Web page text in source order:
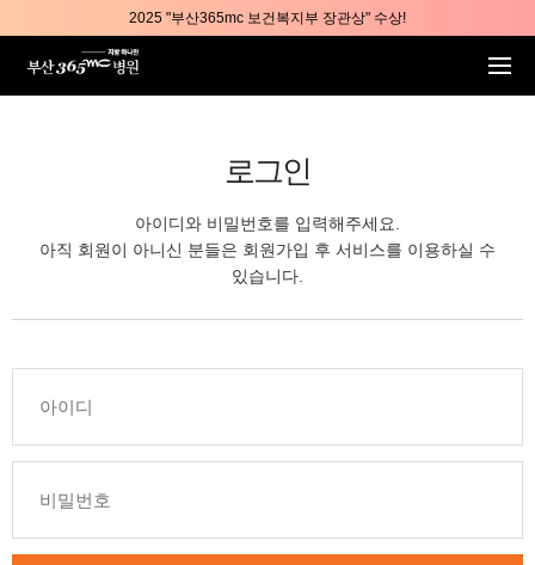
2025 "부산365mc 보건복지부 장관상" 수상!
부산365mc병원, 8/15(토) 광복절 정상진료
로그인
아이디와 비밀번호를 입력해주세요.
아직 회원이 아니신 분들은 회원가입 후 서비스를 이용하실 수
있습니다.